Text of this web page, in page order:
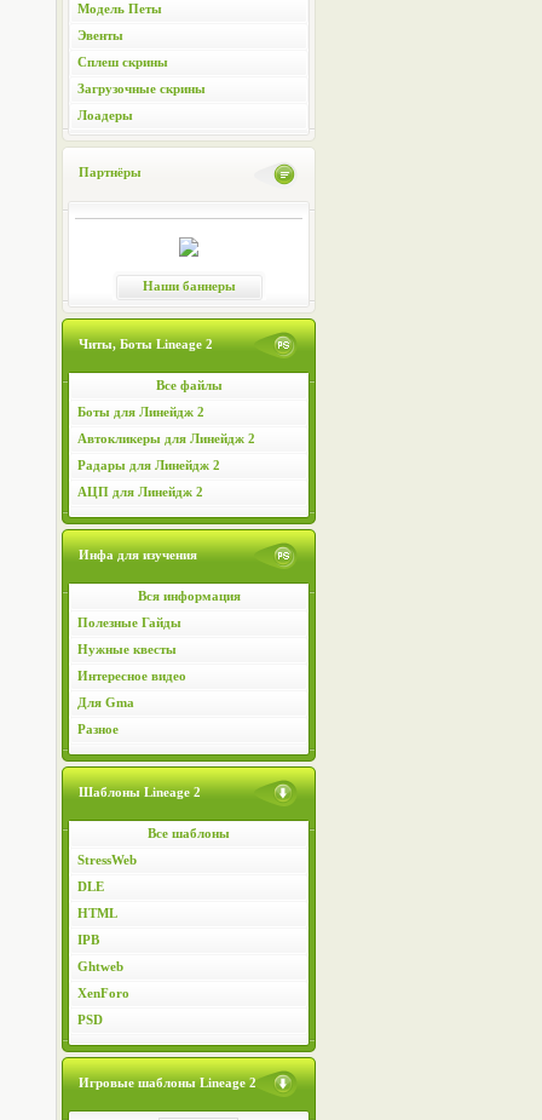
Модель Петы
Эвенты
Сплеш скрины
Загрузочные скрины
Лоадеры
Партнёры
Наши баннеры
Читы, Боты Lineage 2
Все файлы
Боты для Линейдж 2
Автокликеры для Линейдж 2
Радары для Линейдж 2
АЦП для Линейдж 2
Инфа для изучения
Вся информация
Полезные Гайды
Нужные квесты
Интересное видео
Для Gma
Разное
Шаблоны Lineage 2
Все шаблоны
StressWeb
DLE
HTML
IPB
Ghtweb
XenForo
PSD
Игровые шаблоны Lineage 2